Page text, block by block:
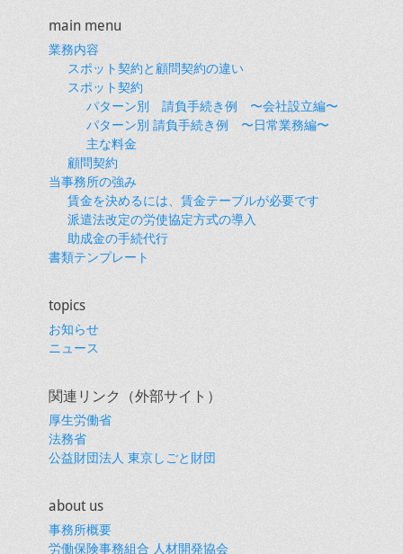
ゲ
ー
シ
ョ
main menu
業務内容
スポット契約と顧問契約の違い
スポット契約
パターン別 請負手続き例 〜会社設立編〜
パターン別 請負手続き例 〜日常業務編〜
主な料金
顧問契約
当事務所の強み
賃金を決めるには、賃金テーブルが必要です
派遣法改定の労使協定方式の導入
助成金の手続代行
書類テンプレート
topics
お知らせ
ニュース
関連リンク（外部サイト）
厚生労働省
法務省
公益財団法人 東京しごと財団
about us
事務所概要
労働保険事務組合 人材開発協会